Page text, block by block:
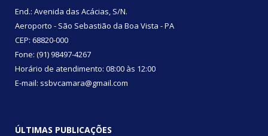
End.: Avenida das Acácias, S/N.
Aeroporto - São Sebastião da Boa Vista - PA
CEP: 68820-000
Fone: (91) 98497-4267
Horário de atendimento: 08:00 às 12:00
E-mail: ssbvcamara@gmail.com
ÚLTIMAS PUBLICAÇÕES